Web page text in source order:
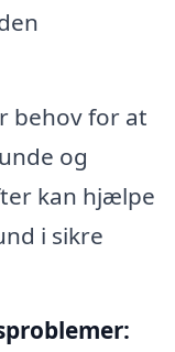
behov for at
og
kan hjælpe
i sikre